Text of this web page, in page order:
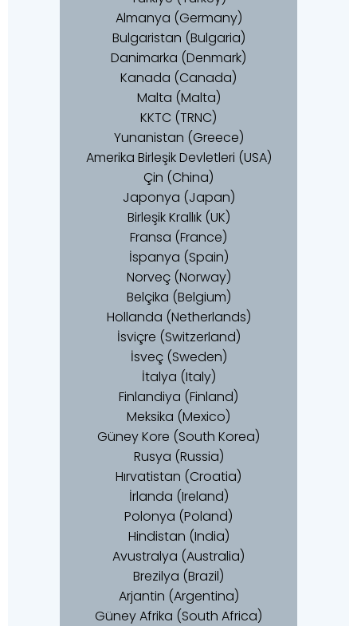
Almanya (Germany)
Bulgaristan (Bulgaria)
Danimarka (Denmark)
Kanada (Canada)
Malta (Malta)
KKTC (TRNC)
Yunanistan (Greece)
Amerika Birleşik Devletleri (USA)
Çin (China)
Japonya (Japan)
Birleşik Krallık (UK)
Fransa (France)
İspanya (Spain)
Norveç (Norway)
Belçika (Belgium)
Hollanda (Netherlands)
İsviçre (Switzerland)
İsveç (Sweden)
İtalya (Italy)
Finlandiya (Finland)
Meksika (Mexico)
Güney Kore (South Korea)
Rusya (Russia)
Hırvatistan (Croatia)
İrlanda (Ireland)
Polonya (Poland)
Hindistan (India)
Avustralya (Australia)
Brezilya (Brazil)
Arjantin (Argentina)
Güney Afrika (South Africa)